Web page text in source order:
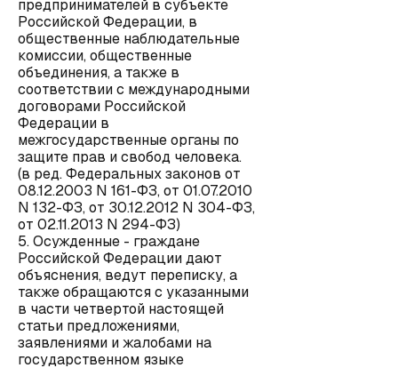
предпринимателей в субъекте
Российской Федерации, в
общественные наблюдательные
комиссии, общественные
объединения, а также в
соответствии с международными
договорами Российской
Федерации в
межгосударственные органы по
защите прав и свобод человека.
(в ред. Федеральных законов от
08.12.2003 N 161-ФЗ, от 01.07.2010
N 132-ФЗ, от 30.12.2012 N 304-ФЗ,
от 02.11.2013 N 294-ФЗ)
5. Осужденные - граждане
Российской Федерации дают
объяснения, ведут переписку, а
также обращаются с указанными
в части четвертой настоящей
статьи предложениями,
заявлениями и жалобами на
государственном языке